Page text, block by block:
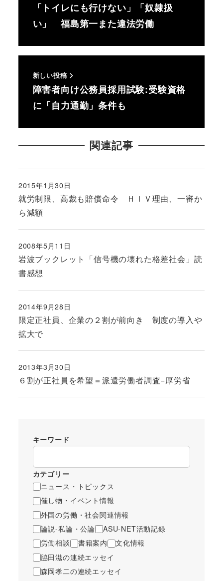
「トイレにも行けない」「奴隷扱
い」 福島第一また違法労働
新しい投稿
障害者向け公務員採用試験:受験資格
に「自力通勤」条件も
関連記事
就労制限、高裁も賠償命令 ＨＩＶ理由、一審か
ら減額
投稿日
2015年1月30日
岩波ブックレット「信号機の壊れた格差社会」読
書感想
投稿日
2008年5月11日
限定正社員、企業の２割が前向き 制度の導入や
拡大で
投稿日
2014年9月28日
６割が正社員を希望＝派遣労働者調査−厚労省
投稿日
2013年3月30日
キーワード
カテゴリー
ニュース・トピックス
催し物・イベント情報
外国の労働・社会関連情報
論説-私論・公論
ASU-NET活動記録
労働相談
書籍案内
文化情報
脇田滋の連続エッセイ
森岡孝二の連続エッセイ